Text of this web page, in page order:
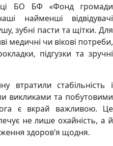
БО БФ «Фонд громади
найменші відвідувачі
зубні пасти та щітки. Для
медичні чи вікові потреби,
підгузки та зручні
втратили стабільність і
викликами та побутовими
є вкрай важливою. Це
не лише охайність, а й
здоров’я щодня.